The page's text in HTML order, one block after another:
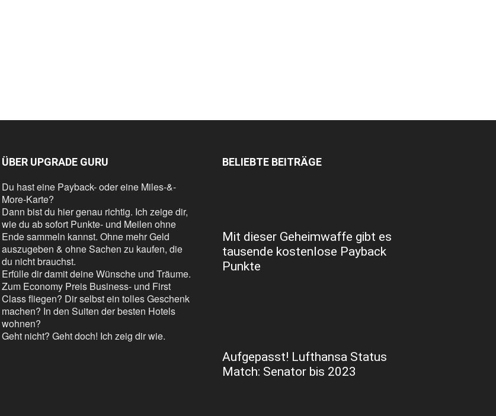
ÜBER UPGRADE GURU
Du hast eine Payback- oder eine Miles-&-
More-Karte?
Dann bist du hier genau richtig. Ich zeige dir,
wie du ab sofort Punkte- und Meilen ohne
Ende sammeln kannst. Ohne mehr Geld
auszugeben & ohne Sachen zu kaufen, die
du nicht brauchst.
Erfülle dir damit deine Wünsche und Träume.
Zum Economy Preis Business- und First
Class fliegen? Dir selbst ein tolles Geschenk
machen? In den Suiten der besten Hotels
wohnen?
Geht nicht? Geht doch! Ich zeig dir wie.
BELIEBTE BEITRÄGE
Mit dieser Geheimwaffe gibt es
tausende kostenlose Payback
Punkte
Aufgepasst! Lufthansa Status
Match: Senator bis 2023